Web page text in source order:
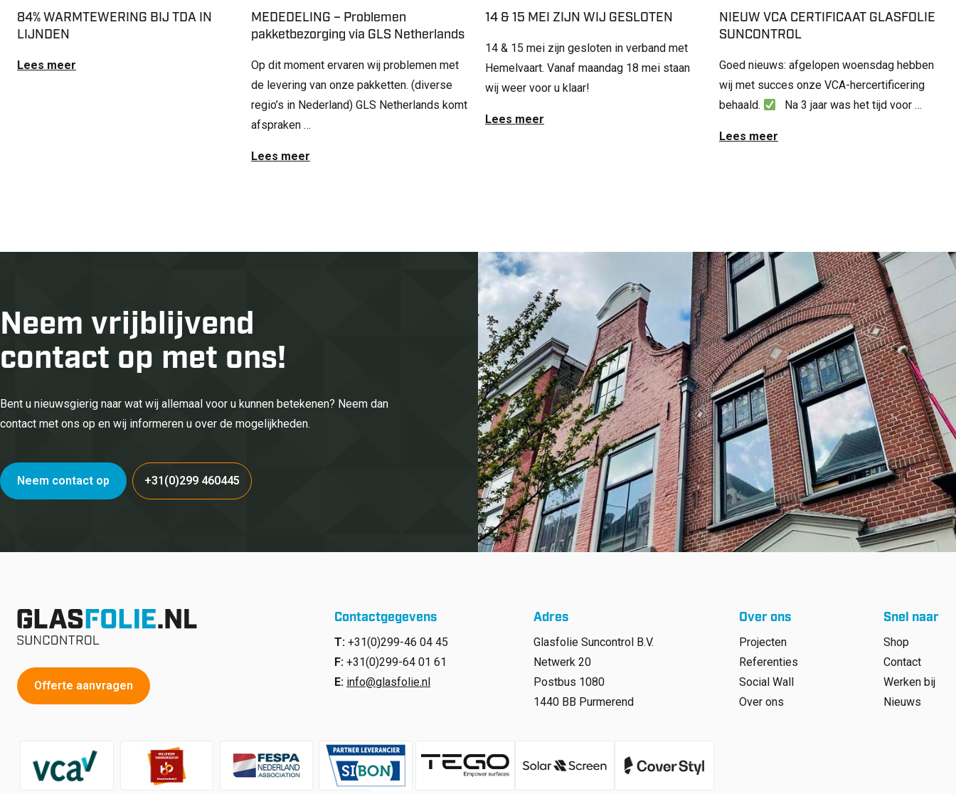
84% WARMTEWERING BIJ TDA IN
LIJNDEN
Lees meer
MEDEDELING – Problemen
pakketbezorging via GLS Netherlands
Op dit moment ervaren wij problemen met
de levering van onze pakketten. (diverse
regio’s in Nederland) GLS Netherlands komt
afspraken …
Lees meer
14 & 15 MEI ZIJN WIJ GESLOTEN
14 & 15 mei zijn gesloten in verband met
Hemelvaart. Vanaf maandag 18 mei staan
wij weer voor u klaar!
Lees meer
NIEUW VCA CERTIFICAAT GLASFOLIE
SUNCONTROL
Goed nieuws: afgelopen woensdag hebben
wij met succes onze VCA-hercertificering
behaald.
Na 3 jaar was het tijd voor …
Lees meer
Neem vrijblijvend
contact op met ons!
Bent u nieuwsgierig naar wat wij allemaal voor u kunnen betekenen? Neem dan
contact met ons op en wij informeren u over de mogelijkheden.
Neem contact op +31(0)299 460445
Offerte aanvragen
Contactgegevens
T: +31(0)299-46 04 45
F: +31(0)299-64 01 61
E: info@glasfolie.nl
Adres
Glasfolie Suncontrol B.V.
Netwerk 20
Postbus 1080
1440 BB Purmerend
Over ons
Projecten
Referenties
Social Wall
Over ons
Snel naar
Shop
Contact
Werken bij
Nieuws